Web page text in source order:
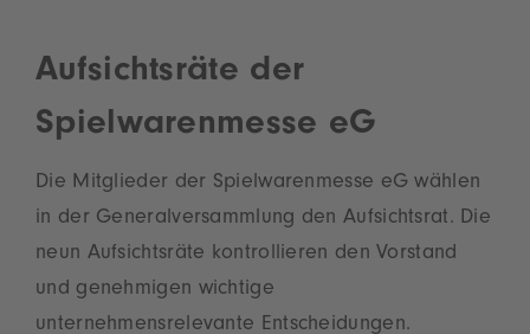
Aufsichtsräte der
Spielwarenmesse eG
Die Mitglieder der Spielwarenmesse eG wählen
in der Generalversammlung den Aufsichtsrat. Die
neun Aufsichtsräte kontrollieren den Vorstand
und genehmigen wichtige
unternehmensrelevante Entscheidungen.